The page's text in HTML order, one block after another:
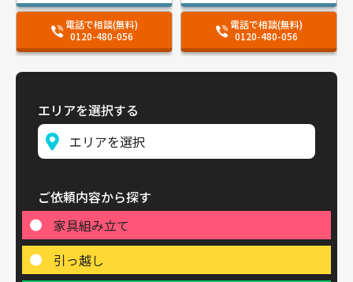
電話で相談(無料)
0120-480-056
電話で相談(無料)
0120-480-056
エリアを選択する
ご依頼内容から探す
家具組み立て
引っ越し